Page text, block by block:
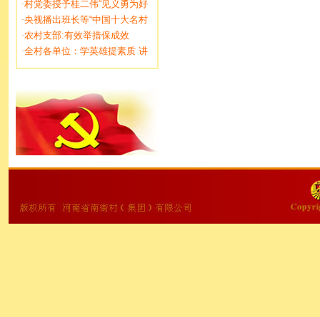
·村党委授予桂二伟“见义勇为好
·央视播出班长等“中国十大名村
·农村支部:有效举措保成效
·全村各单位：学英雄提素质 讲